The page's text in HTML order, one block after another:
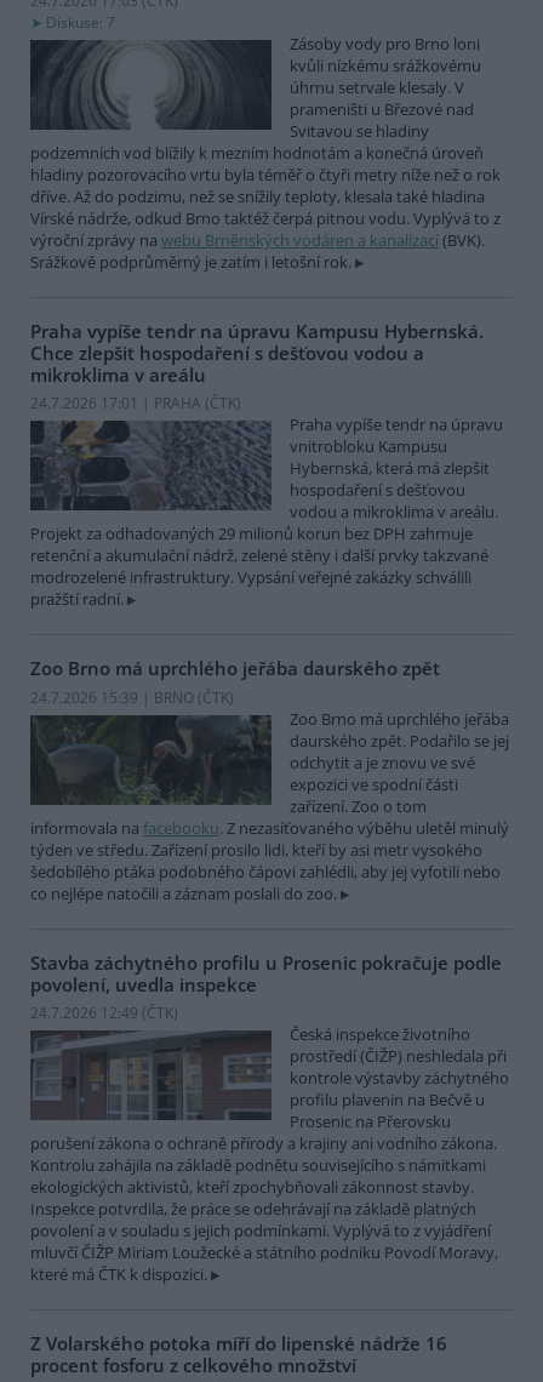
Diskuse: 7
Zásoby vody pro Brno loni
kvůli nízkému srážkovému
úhrnu setrvale klesaly. V
prameništi u Březové nad
Svitavou se hladiny
podzemních vod blížily k mezním hodnotám a konečná úroveň
hladiny pozorovacího vrtu byla téměř o čtyři metry níže než o rok
dříve. Až do podzimu, než se snížily teploty, klesala také hladina
Vírské nádrže, odkud Brno taktéž čerpá pitnou vodu. Vyplývá to z
výroční zprávy na webu Brněnských vodáren a kanalizací(BVK).
Srážkově podprůměrný je zatím i letošní rok.
Praha vypíše tendr na úpravu Kampusu Hybernská.
Chce zlepšit hospodaření s dešťovou vodou a
mikroklima v areálu
24.7.2026 17:01 | PRAHA (ČTK)
Praha vypíše tendr na úpravu
vnitrobloku Kampusu
Hybernská, která má zlepšit
hospodaření s dešťovou
vodou a mikroklima v areálu.
Projekt za odhadovaných 29 milionů korun bez DPH zahrnuje
retenční a akumulační nádrž, zelené stěny i další prvky takzvané
modrozelené infrastruktury. Vypsání veřejné zakázky schválili
pražští radní.
Zoo Brno má uprchlého jeřába daurského zpět
24.7.2026 15:39 | BRNO (ČTK)
Zoo Brno má uprchlého jeřába
daurského zpět. Podařilo se jej
odchytit a je znovu ve své
expozici ve spodní části
zařízení. Zoo o tom
informovala na facebooku. Z nezasíťovaného výběhu uletěl minulý
týden ve středu. Zařízení prosilo lidi, kteří by asi metr vysokého
šedobílého ptáka podobného čápovi zahlédli, aby jej vyfotili nebo
co nejlépe natočili a záznam poslali do zoo.
Stavba záchytného profilu u Prosenic pokračuje podle
povolení, uvedla inspekce
24.7.2026 12:49 (ČTK)
Česká inspekce životního
prostředí (ČIŽP) neshledala při
kontrole výstavby záchytného
profilu plavenin na Bečvě u
Prosenic na Přerovsku
porušení zákona o ochraně přírody a krajiny ani vodního zákona.
Kontrolu zahájila na základě podnětu souvisejícího s námitkami
ekologických aktivistů, kteří zpochybňovali zákonnost stavby.
Inspekce potvrdila, že práce se odehrávají na základě platných
povolení a v souladu s jejich podmínkami. Vyplývá to z vyjádření
mluvčí ČIŽP Miriam Loužecké a státního podniku Povodí Moravy,
které má ČTK k dispozici.
Z Volarského potoka míří do lipenské nádrže 16
procent fosforu z celkového množství